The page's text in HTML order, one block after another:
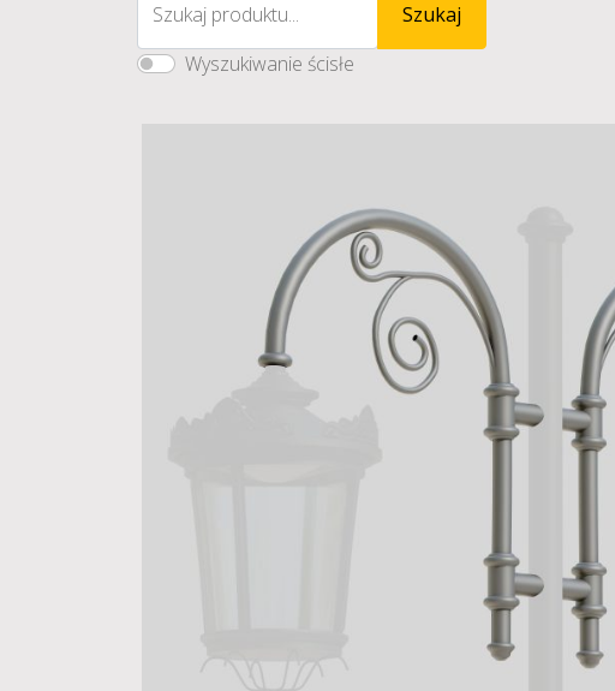
Szukaj produktu...
Szukaj
Wyszukiwanie ścisłe